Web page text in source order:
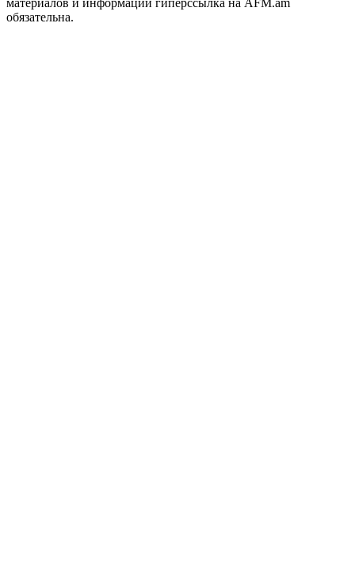
материалов и информации гиперссылка на AFM.am
обязательна.